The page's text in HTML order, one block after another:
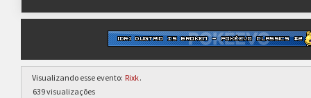
Visualizando esse evento: Rixk.
639 visualizações